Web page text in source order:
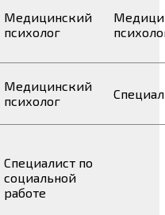
Медицинский
психолог
Медицинский
психолог
Специалист по
социальной
работе